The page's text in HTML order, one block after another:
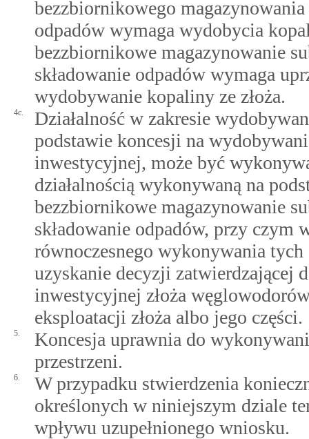
bezzbiornikowego
odpadów wymaga wydobycia
bezzbiornikowe magazynowanie
składowanie odpadów wymaga
wydobywanie kopaliny ze złoża.
4c.
Działalność w zakresie
podstawie koncesji na
inwestycyjnej, może być
działalnością wykonywaną na
bezzbiornikowe magazynowanie
składowanie odpadów, przy czym
równoczesnego wykonywania
uzyskanie decyzji zatwierdzającej
inwestycyjnej złoża
eksploatacji złoża albo jego części.
5.
Koncesja uprawnia do
przestrzeni.
6.
W przypadku stwierdzenia
określonych w niniejszym dziale
wpływu uzupełnionego wniosku.